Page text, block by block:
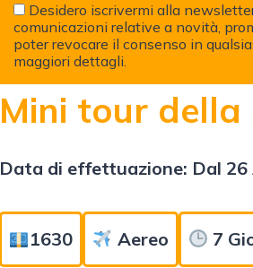
Desidero iscrivermi alla
comunicazioni relative a novità,
poter revocare il consenso in
maggiori dettagli.
Mini tour della
Data di effettuazione: Dal
1630 Aereo 7